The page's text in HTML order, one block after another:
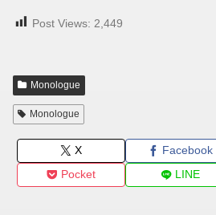
Post Views: 2,449
Monologue
Monologue
X Facebook
Pocket
LINE